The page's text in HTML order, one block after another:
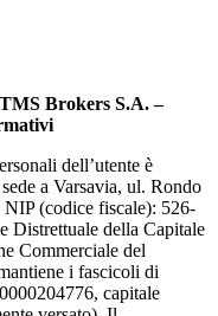
Brokers S.A. –
dell’utente è
a Varsavia, ul. Rondo
(codice fiscale): 526-
Distrettuale della Capitale
Commerciale del
i fascicoli di
capitale